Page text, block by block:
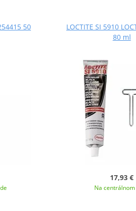
50
LOCTITE SI 5910
80 ml
17,93 €
Na